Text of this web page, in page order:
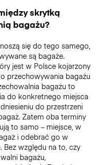
skrytką
bagażu?
się do tego samego,
są bagaże.
jest w Polsce kojarzony
przechowywania bagażu
bagażu to
do konkretnego miejsca
do przestrzeni
Zatem oba terminy
to samo – miejsce, w
i odebrać go w
Bez względu na to, czy
bagażu,